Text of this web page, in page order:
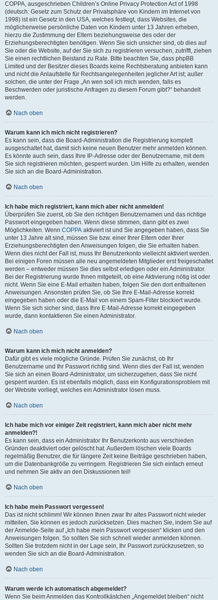
COPPA, ausgeschrieben Children’s Online Privacy Protection Act of 1998
(deutsch: Gesetz zum Schutz der Privatsphäre von Kindern im Internet von
1998) ist ein Gesetz in den USA, welches festlegt, dass Websites, die
möglicherweise persönliche Daten von Kindern unter 13 Jahren erheben,
hierzu die Zustimmung der Eltern beziehungsweise des oder der
Erziehungsberechtigten benötigen. Wenn Sie sich unsicher sind, ob dies auf
Sie oder die Website, auf der Sie sich zu registrieren versuchen, zutrifft, ziehen
Sie einen rechtlichen Beistand zu Rate. Bitte beachten Sie, dass phpBB
Limited und der Besitzer dieses Boards keine Rechtsberatung anbieten kann
und nicht die Anlaufstelle für Rechtsangelegenheiten jeglicher Art ist; außer
solchen, die unter der Frage „An wen soll ich mich wenden, falls es
Beschwerden oder juristische Anfragen zu diesem Forum gibt?“ behandelt
werden.
Nach oben
Warum kann ich mich nicht registrieren?
Es kann sein, dass die Board-Administration die Registrierung komplett
ausgeschaltet hat, damit sich keine neuen Benutzer mehr anmelden können.
Es könnte auch sein, dass Ihre IP-Adresse oder der Benutzername, mit dem
Sie sich registrieren möchten, gesperrt wurden. Um Hilfe zu erhalten, wenden
Sie sich an die Board-Administration.
Nach oben
Ich habe mich registriert, kann mich aber nicht anmelden!
Überprüfen Sie zuerst, ob Sie den richtigen Benutzernamen und das richtige
Passwort eingegeben haben. Wenn diese stimmen, dann gibt es zwei
Möglichkeiten. Wenn COPPA aktiviert ist und Sie angegeben haben, dass Sie
unter 13 Jahre alt sind, müssen Sie bzw. einer Ihrer Eltern oder Ihrer
Erziehungsberechtigten den Anweisungen folgen, die Sie erhalten haben.
Wenn dies nicht der Fall ist, muss Ihr Benutzerkonto vielleicht aktiviert werden.
Bei einigen Foren müssen alle neu angemeldeten Mitglieder erst freigeschaltet
werden – entweder müssen Sie dies selbst erledigen oder ein Administrator.
Bei der Registrierung wurde Ihnen mitgeteilt, ob eine Aktivierung nötig ist oder
nicht. Wenn Sie eine E-Mail erhalten haben, folgen Sie den dort enthaltenen
Anweisungen. Ansonsten prüfen Sie, ob Sie Ihre E-Mail-Adresse korrekt
eingegeben haben oder die E-Mail von einem Spam-Filter blockiert wurde.
Wenn Sie sich sicher sind, dass Ihre E-Mail-Adresse korrekt eingegeben
wurde, dann kontaktieren Sie einen Administrator.
Nach oben
Warum kann ich mich nicht anmelden?
Dafür gibt es viele mögliche Gründe. Prüfen Sie zunächst, ob Ihr
Benutzername und Ihr Passwort richtig sind. Wenn dies der Fall ist, wenden
Sie sich an einen Board-Administrator, um sicherzugehen, dass Sie nicht
gesperrt wurden. Es ist ebenfalls möglich, dass ein Konfigurationsproblem mit
der Website vorliegt, welches ein Administrator lösen muss.
Nach oben
Ich habe mich vor einiger Zeit registriert, kann mich aber nicht mehr
anmelden?!
Es kann sein, dass ein Administrator Ihr Benutzerkonto aus verschieden
Gründen deaktiviert oder gelöscht hat. Außerdem löschen viele Boards
regelmäßig Benutzer, die für längere Zeit keine Beiträge geschrieben haben,
um die Datenbankgröße zu verringern. Registrieren Sie sich einfach erneut
und nehmen Sie aktiv an den Diskussionen teil!
Nach oben
Ich habe mein Passwort vergessen!
Das ist nicht schlimm! Wir können Ihnen zwar Ihr altes Passwort nicht wieder
mitteilen, Sie können es jedoch zurücksetzen. Dies machen Sie, indem Sie auf
der Anmelde-Seite auf „Ich habe mein Passwort vergessen“ klicken und den
Anweisungen folgen. So sollten Sie sich schnell wieder anmelden können.
Sollten Sie trotzdem nicht in der Lage sein, Ihr Passwort zurückzusetzen, so
wenden Sie sich an die Board-Administration.
Nach oben
Warum werde ich automatisch abgemeldet?
Wenn Sie beim Anmelden das Kontrollkästchen „Angemeldet bleiben“ nicht